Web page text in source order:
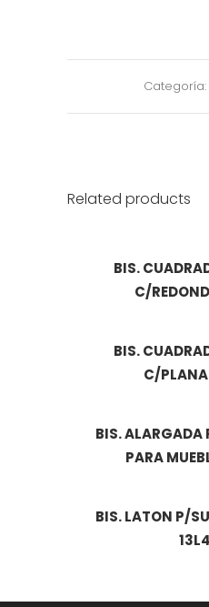
Categoría:
Related products
BIS.
C/
BIS.
C/
BIS. ALARGADA
PARA
BIS. LATON P/